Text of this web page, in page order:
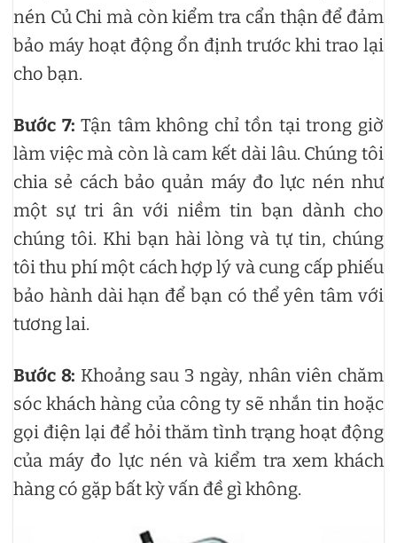
nén Củ Chi mà còn kiểm tra cẩn thận để đảm
bảo máy hoạt động ổn định trước khi trao lại
cho bạn.
Bước 7:Tận tâm không chỉ tồn tại trong giờ
làm việc mà còn là cam kết dài lâu. Chúng tôi
chia sẻ cách bảo quản máy đo lực nén như
một sự tri ân với niềm tin bạn dành cho
chúng tôi. Khi bạn hài lòng và tự tin, chúng
tôi thu phí một cách hợp lý và cung cấp phiếu
bảo hành dài hạn để bạn có thể yên tâm với
tương lai.
Bước 8: Khoảng sau 3 ngày, nhân viên chăm
sóc khách hàng của công ty sẽ nhắn tin hoặc
gọi điện lại để hỏi thăm tình trạng hoạt động
của máy đo lực nén và kiểm tra xem khách
hàng có gặp bất kỳ vấn đề gì không.